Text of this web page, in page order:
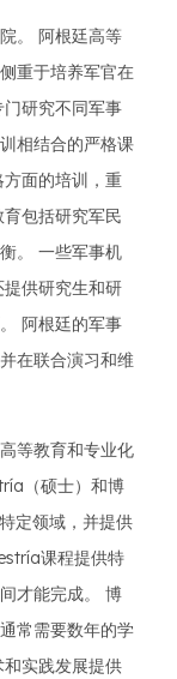
。 阿根廷高等
重于培养军官在
研究不同军事
相结合的严格课
面的培训，重
包括研究军民
。 一些军事机
供研究生和研
阿根廷的军事
在联合演习和维
等教育和专业化
（硕士）和博
定领域，并提供
课程提供特
才能完成。 博
常需要数年的学
实践发展提供